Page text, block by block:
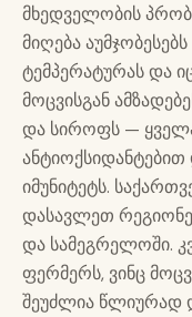
მხედველობის
მიღება
ტემპერატურას და
მოცვისგან
და სიროფს —
იმუნიტეტს.
დასავლეთ
და სამეგრელოში.
ფერმერს, ვინც
შეუძლია